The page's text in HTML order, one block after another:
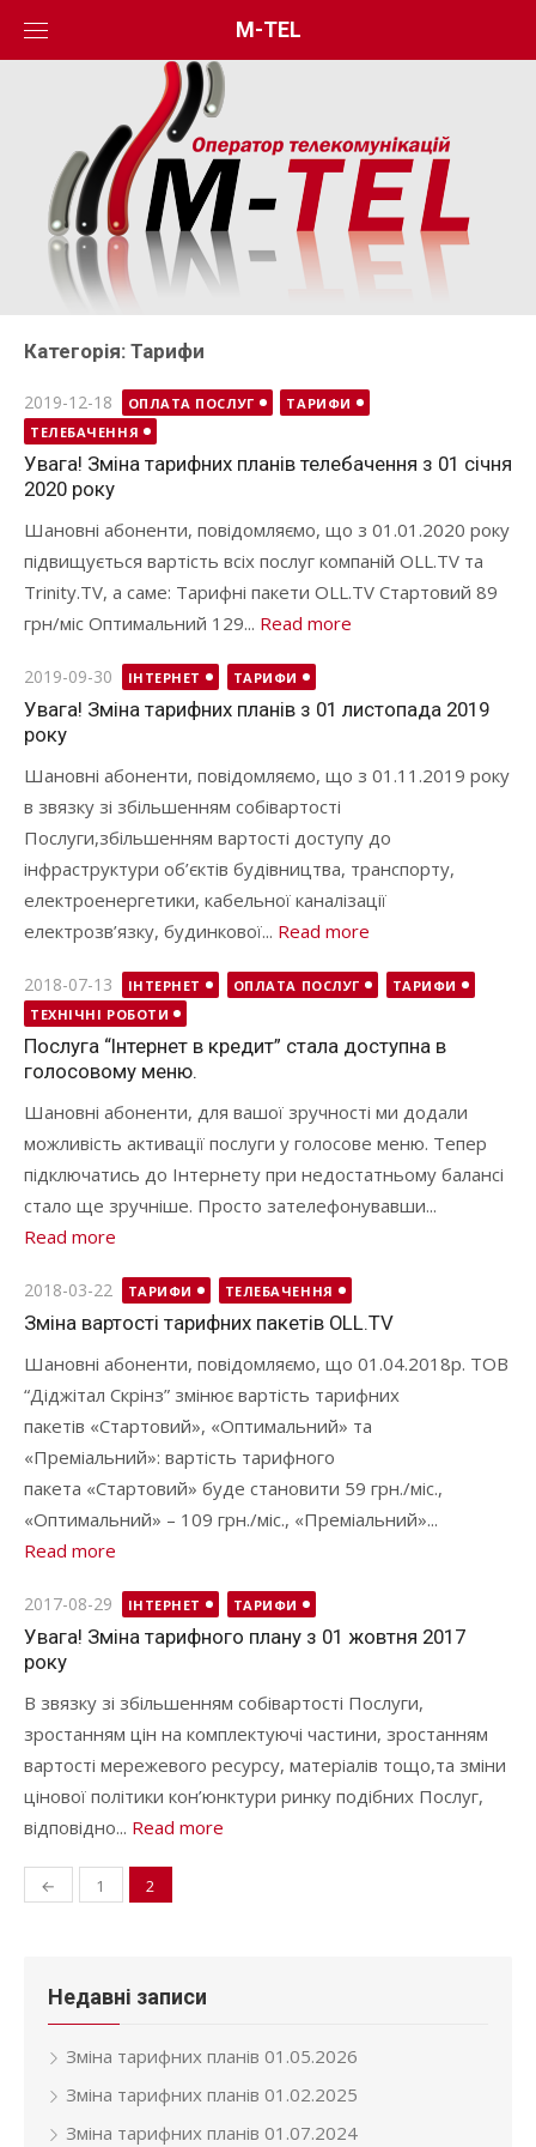
M-TEL
Категорія: Тарифи
Posted
on
2019-12-18 ОПЛАТА ПОСЛУГ
ТАРИФИ
ТЕЛЕБАЧЕННЯ
Увага! Зміна тарифних планів телебачення з 01 січня
2020 року
Шановні абоненти, повідомляємо, що з 01.01.2020 року
підвищується вартість всіх послуг компаній OLL.TV та
Trinity.TV, а саме: Тарифні пакети OLL.TV Стартовий 89
грн/міс Оптимальний 129... Read more
Posted
on
2019-09-30 ІНТЕРНЕТ ТАРИФИ
Увага! Зміна тарифних планів з 01 листопада 2019
року
Шановні абоненти, повідомляємо, що з 01.11.2019 року
в звязку зі збільшенням собівартості
Послуги,збільшенням вартості доступу до
інфраструктури об’єктів будівництва, транспорту,
електроенергетики, кабельної каналізації
електрозв’язку, будинкової... Read more
Posted
on
2018-07-13 ІНТЕРНЕТ ОПЛАТА ПОСЛУГ
ТАРИФИ
ТЕХНІЧНІ РОБОТИ
Послуга “Інтернет в кредит” стала доступна в
голосовому меню.
Шановні абоненти, для вашої зручності ми додали
можливість активації послуги у голосове меню. Тепер
підключатись до Інтернету при недостатньому балансі
стало ще зручніше. Просто зателефонувавши...
Read more
Posted
on
2018-03-22 ТАРИФИ ТЕЛЕБАЧЕННЯ
Зміна вартості тарифних пакетів OLL.TV
Шановні абоненти, повідомляємо, що 01.04.2018р. ТОВ
“Діджітал Скрінз” змінює вартість тарифних
пакетів «Стартовий», «Оптимальний» та
«Преміальний»: вартість тарифного
пакета «Стартовий» буде становити 59 грн./міс.,
«Оптимальний» – 109 грн./міс., «Преміальний»...
Read more
Posted
on
2017-08-29 ІНТЕРНЕТ ТАРИФИ
Увага! Зміна тарифного плану з 01 жовтня 2017
року
В звязку зі збільшенням собівартості Послуги,
зростанням цін на комплектуючі частини, зростанням
вартості мережевого ресурсу, матеріалів тощо,та зміни
цінової політики кон’юнктури ринку подібних Послуг,
відповідно... Read more
Навігація
← 1 2
Недавні записи
Зміна тарифних планів 01.05.2026
Зміна тарифних планів 01.02.2025
Зміна тарифних планів 01.07.2024